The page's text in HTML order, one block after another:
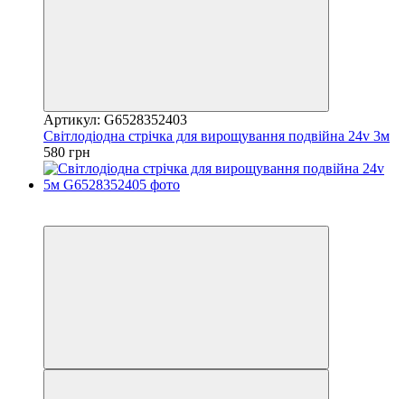
Артикул: G6528352403
Світлодіодна стрічка для вирощування подвійна 24v 3м
580 грн